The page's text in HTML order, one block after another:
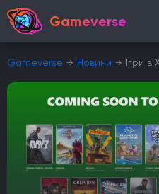
Gameverse
Gameverse Новини Ігри в